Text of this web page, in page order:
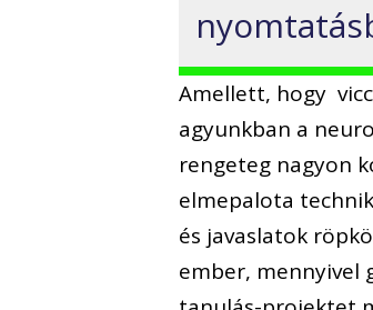
Amellett, hogy
agyunkban a
rengeteg nagyon
elmepalota
és javaslatok
ember, mennyivel